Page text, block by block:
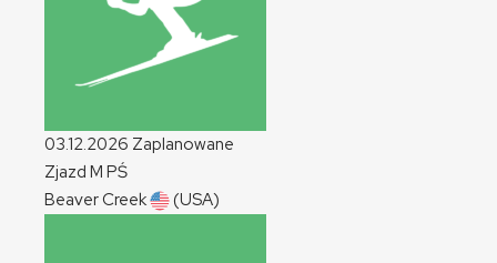
03.12.2026 Zaplanowane
Zjazd M PŚ
Beaver Creek
(USA)